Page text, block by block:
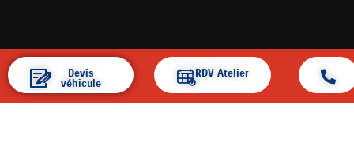
ACCUEIL
ENTREPRISE
Devis
véhicule
RDV Atelier